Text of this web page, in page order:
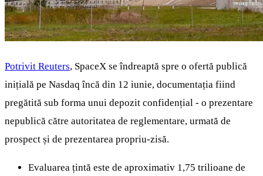
Potrivit Reuters, SpaceX se îndreaptă spre o ofertă publică
inițială pe Nasdaq încă din 12 iunie, documentația fiind
pregătită sub forma unui depozit confidențial - o prezentare
nepublică către autoritatea de reglementare, urmată de
prospect și de prezentarea propriu-zisă.
Evaluarea țintă este de aproximativ 1,75 trilioane de